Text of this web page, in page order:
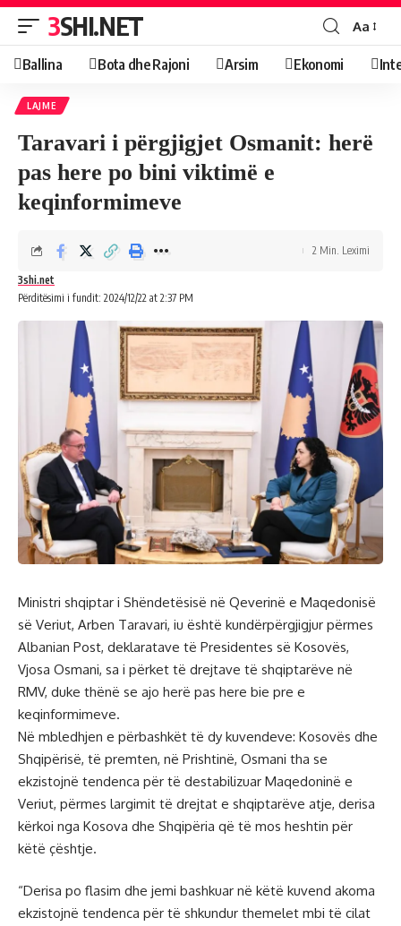
3SHI.NET Aa
Ballina Bota dhe Rajoni Arsim Ekonomi
LAJME
Taravari i përgjigjet Osmanit: herë
pas here po bini viktimë e
keqinformimeve
Përditësimi i fundit: 2024/12/22 at 2:37 PM
3shi.net
2 Min. Leximi
Ministri shqiptar i Shëndetësisë në Qeverinë e Maqedonisë
së Veriut, Arben Taravari, iu është kundërpërgjigjur përmes
Albanian Post, deklaratave të Presidentes së Kosovës,
Vjosa Osmani, sa i përket të drejtave të shqiptarëve në
RMV, duke thënë se ajo herë pas here bie pre e
keqinformimeve.
Në mbledhjen e përbashkët të dy kuvendeve: Kosovës dhe
Shqipërisë, të premten, në Prishtinë, Osmani tha se
ekzistojnë tendenca për të destabilizuar Maqedoninë e
Veriut, përmes largimit të drejtat e shqiptarëve atje, derisa
kërkoi nga Kosova dhe Shqipëria që të mos heshtin për
këtë çështje.
“Derisa po flasim dhe jemi bashkuar në këtë kuvend akoma
ekzistojnë tendenca për të shkundur themelet mbi të cilat